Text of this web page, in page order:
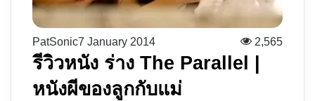
PatSonic7 January 2014 2,565
รีวิวหนัง ร่าง The Parallel |
หนังผีของลูกกับแม่